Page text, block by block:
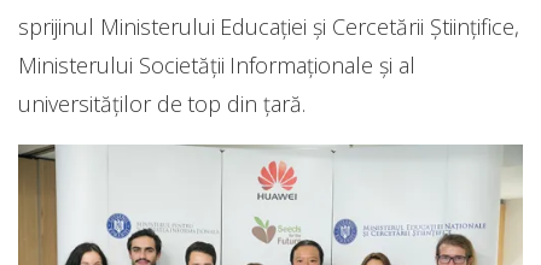
sprijinul Ministerului Educației și Cercetării Științifice,
Ministerului Societății Informaționale și al
universităților de top din țară.